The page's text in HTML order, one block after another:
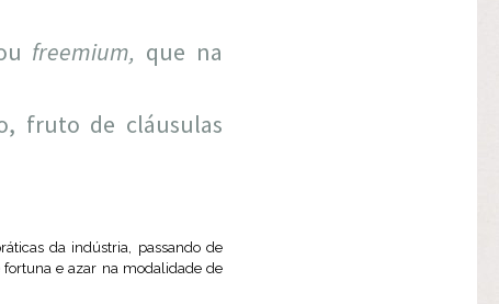
freemium, que na
fruto de cláusulas
da indústria, passando de
e azar na modalidade de